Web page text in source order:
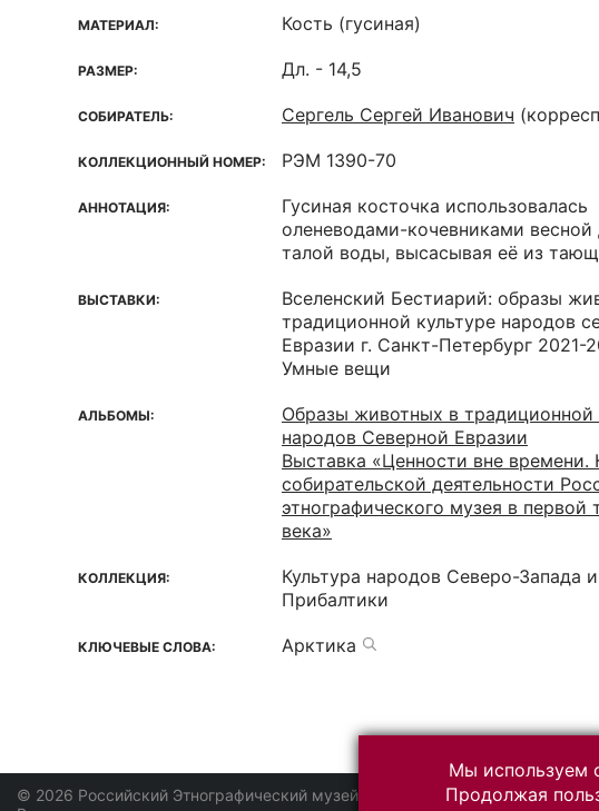
МАТЕРИАЛ: Кость (гусиная)
РАЗМЕР: Дл. - 14,5
СОБИРАТЕЛЬ: Сергель Сергей Иванович
КОЛЛЕКЦИОННЫЙ НОМЕР: РЭМ 1390-70
АННОТАЦИЯ:
Гусиная косточка использовалась
оленеводами-кочевниками весной
талой воды, высасывая её из
ВЫСТАВКИ:
Вселенский Бестиарий: образы
традиционной культуре народов
Евразии г. Санкт-Петербург 2021-
Умные вещи
АЛЬБОМЫ:
Образы животных в традиционной
народов Северной Евразии
Выставка «Ценности вне времени.
собирательской деятельности
этнографического музея в первой
века»
КОЛЛЕКЦИЯ:
Культура народов Северо-Запада и
Прибалтики
КЛЮЧЕВЫЕ СЛОВА: Арктика
© 2026 Российский Этнографический музей
Мы используем
Продолжая